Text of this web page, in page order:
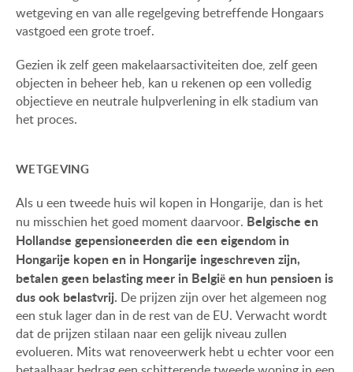
wetgeving en van alle regelgeving betreffende Hongaars
vastgoed een grote troef.
Gezien ik zelf geen makelaarsactiviteiten doe, zelf geen
objecten in beheer heb, kan u rekenen op een volledig
objectieve en neutrale hulpverlening in elk stadium van
het proces.
WETGEVING
Als u een tweede huis wil kopen in Hongarije, dan is het
nu misschien het goed moment daarvoor. Belgische en
Hollandse gepensioneerden die een eigendom in
Hongarije kopen en in Hongarije ingeschreven zijn,
betalen geen belasting meer in België en hun pensioen is
dus ook belastvrij. De prijzen zijn over het algemeen nog
een stuk lager dan in de rest van de EU. Verwacht wordt
dat de prijzen stilaan naar een gelijk niveau zullen
evolueren. Mits wat renoveerwerk hebt u echter voor een
MANSION WITH ANCIENT TREES
FAMILY HOUSE IN GREEN BELT